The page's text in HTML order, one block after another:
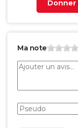
Donner
Ma note